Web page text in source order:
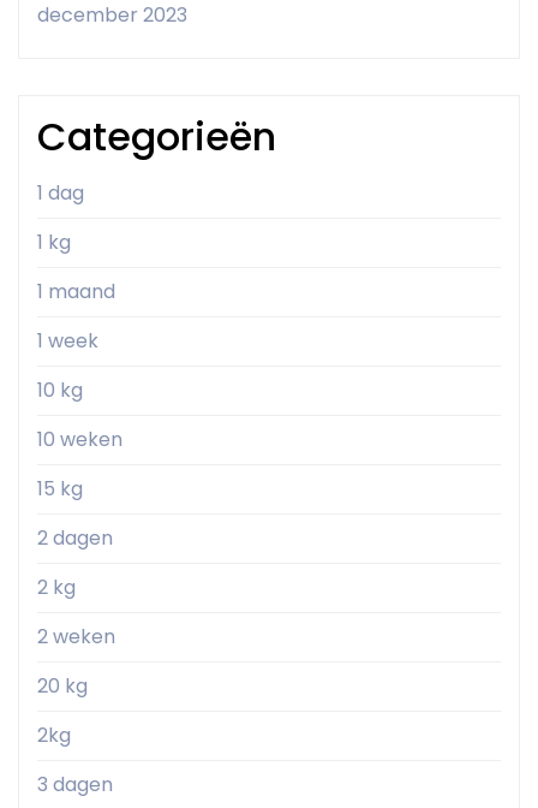
december 2023
Categorieën
1 dag
1 kg
1 maand
1 week
10 kg
10 weken
15 kg
2 dagen
2 kg
2 weken
20 kg
2kg
3 dagen